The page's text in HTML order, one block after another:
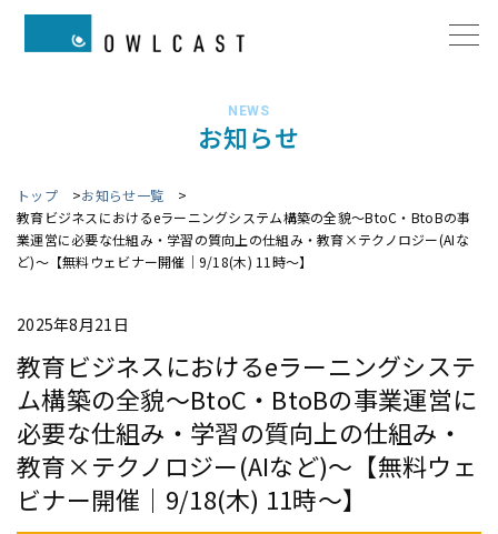
お知らせ
NEWS
トップ
お知らせ一覧
教育ビジネスにおけるeラーニングシステム構築の全貌～BtoC・BtoBの事
業運営に必要な仕組み・学習の質向上の仕組み・教育×テクノロジー(AIな
ど)～【無料ウェビナー開催｜9/18(木) 11時～】
2025年8月21日
教育ビジネスにおけるeラーニングシステ
ム構築の全貌～BtoC・BtoBの事業運営に
必要な仕組み・学習の質向上の仕組み・
教育×テクノロジー(AIなど)～【無料ウェ
ビナー開催｜9/18(木) 11時～】